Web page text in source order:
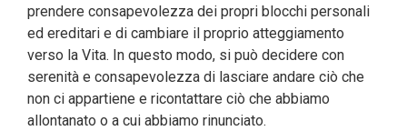
prendere consapevolezza dei propri blocchi personali
ed ereditari e di cambiare il proprio atteggiamento
verso la Vita. In questo modo, si può decidere con
serenità e consapevolezza di lasciare andare ciò che
non ci appartiene e ricontattare ciò che abbiamo
allontanato o a cui abbiamo rinunciato.